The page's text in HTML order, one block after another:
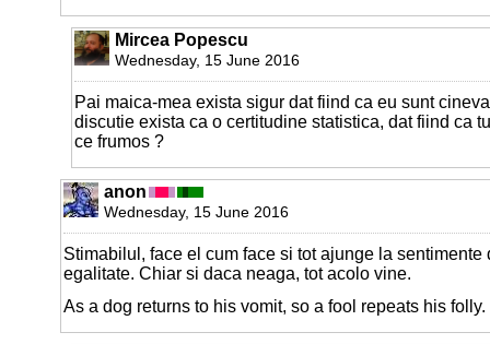
Mircea Popescu
Wednesday, 15 June 2016
Pai maica-mea exista sigur dat fiind ca eu sunt
discutie exista ca o certitudine statistica, dat fiind ca
ce frumos ?
anon
Wednesday, 15 June 2016
Stimabilul, face el cum face si tot ajunge la
egalitate. Chiar si daca neaga, tot acolo vine.
As a dog returns to his vomit, so a fool repeats his